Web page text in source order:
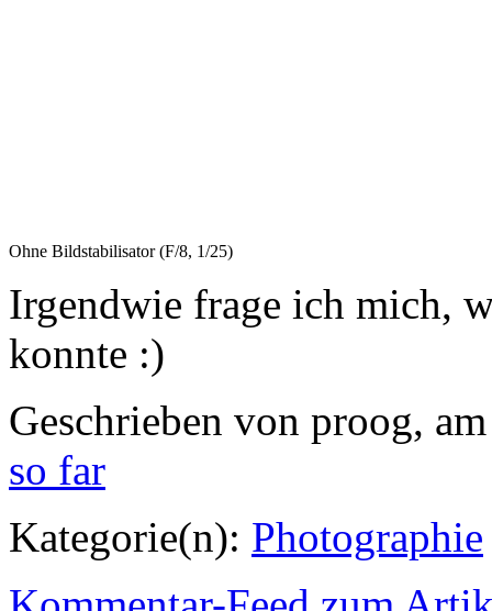
ÄhnlicheBeiträge
Sigma 18-125mm 3,8-
Canon
Sigma 18-125mm 3,8-
MediaMarkt/Saturn:
Hoya HMC-Super UV
Joby GorillaPod SLR-